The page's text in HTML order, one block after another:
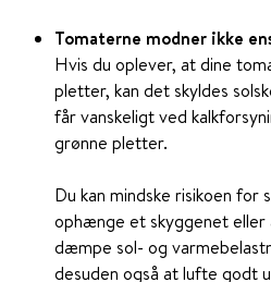
Tomaterne modner ikke
Hvis du oplever, at dine
pletter, kan det skyldes
får vanskeligt ved
grønne pletter.
Du kan mindske risikoen for
ophænge et skyggenet eller
dæmpe sol- og
desuden også at lufte godt